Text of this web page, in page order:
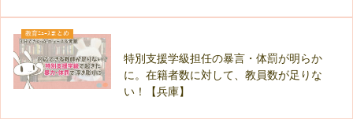
教育ﾆｭｰｽまとめ
特別支援学級担任の暴言・体罰が明らか
に。在籍者数に対して、教員数が足りな
い！【兵庫】